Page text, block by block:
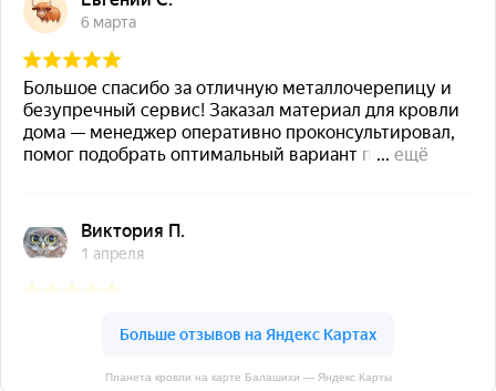
Планета кровли на карте Балашихи — Яндекс Карты